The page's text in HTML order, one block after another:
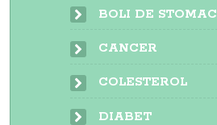
BOLI DE STOMAC
CANCER
COLESTEROL
DIABET